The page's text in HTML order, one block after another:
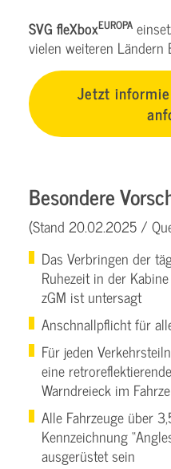
SVG fleXboxEUROPA
vielen weiteren Ländern
Jetzt
Besondere
(Stand 20.02.2025 /
Das Verbringen der
Ruhezeit in der
zGM ist untersagt
Anschnallpflicht für
Für jeden
eine
Warndreieck im
Alle Fahrzeuge über
Kennzeichnung
ausgerüstet sein